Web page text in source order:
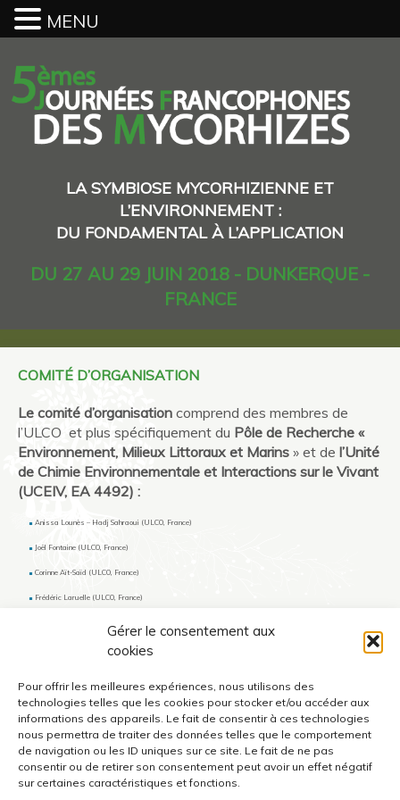
Gérer le consentement aux
cookies
Pour offrir les meilleures expériences, nous utilisons des
technologies telles que les cookies pour stocker et/ou accéder aux
informations des appareils. Le fait de consentir à ces technologies
nous permettra de traiter des données telles que le comportement
de navigation ou les ID uniques sur ce site. Le fait de ne pas
consentir ou de retirer son consentement peut avoir un effet négatif
sur certaines caractéristiques et fonctions.
LA SYMBIOSE MYCORHIZIENNE ET
L’ENVIRONNEMENT :
DU FONDAMENTAL À L’APPLICATION
DU 27 AU 29 JUIN 2018 - DUNKERQUE -
FRANCE
COMITÉ D’ORGANISATION
Le comité d’organisation comprend des membres de
l’ULCO et plus spécifiquement du Pôle de Recherche «
Environnement, Milieux Littoraux et Marins » et de l’Unité
de Chimie Environnementale et Interactions sur le Vivant
(UCEIV, EA 4492) :
Anissa Lounès – Hadj Sahraoui (ULCO, France)
Joël Fontaine (ULCO, France)
Corinne Aït-Saïd (ULCO, France)
Frédéric Laruelle (ULCO, France)
Anthony Verdin (ULCO, France)
Béatrice Randoux (ULCO, France)
Benoit Tisserant (ULCO, France)
Véronique Vanvincq (ULCO, France)
MENU